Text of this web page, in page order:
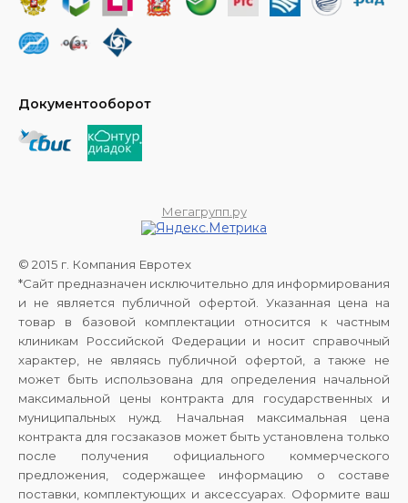
Документооборот
Мегагрупп.ру
© 2015 г. Компания Евротех
*Сайт предназначен исключительно для информирования
и не является публичной офертой. Указанная цена на
товар в базовой комплектации относится к частным
клиникам Российской Федерации и носит справочный
характер, не являясь публичной офертой, а также не
может быть использована для определения начальной
максимальной цены контракта для государственных и
муниципальных нужд. Начальная максимальная цена
контракта для госзаказов может быть установлена только
после получения официального коммерческого
предложения, содержащее информацию о составе
поставки, комплектующих и аксессуарах. Оформите ваш